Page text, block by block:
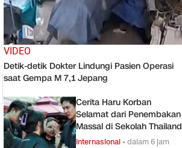
VIDEO
Detik-detik Dokter Lindungi Pasien Operasi
saat Gempa M 7,1 Jepang
Cerita Haru Korban
Selamat dari Penembakan
Massal di Sekolah Thailand
Internasional •dalam 6 jam